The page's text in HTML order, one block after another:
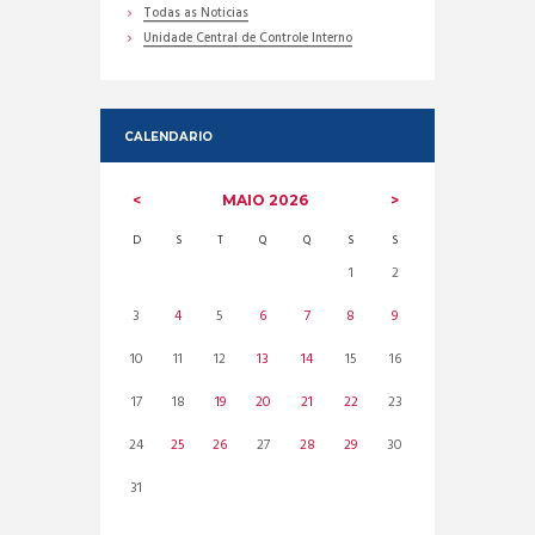
Todas as Noticias
Unidade Central de Controle Interno
CALENDARIO
MAIO 2026
D S T Q Q S S
1
2
3
4 5 6 7 8
9
10
11 12 13 14 15
16
17
18 19 20 21 22
23
24
25 26 27 28 29
30
31